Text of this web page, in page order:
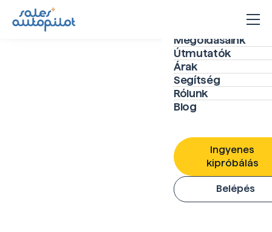
Megoldásaink
Útmutatók
Árak
Segítség
Rólunk
Blog
Ingyenes
kipróbálás
Belépés